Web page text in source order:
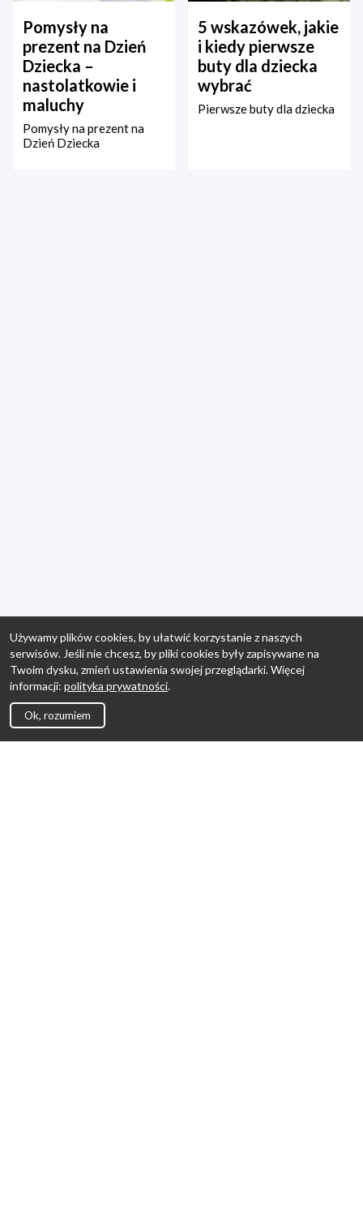
Pomysły na
prezent na Dzień
Dziecka –
nastolatkowie i
maluchy
Pomysły na prezent na
Dzień Dziecka
5 wskazówek, jakie
i kiedy pierwsze
buty dla dziecka
wybrać
Pierwsze buty dla dziecka
Używamy plików cookies, by ułatwić korzystanie z naszych
serwisów. Jeśli nie chcesz, by pliki cookies były zapisywane na
Twoim dysku, zmień ustawienia swojej przeglądarki. Więcej
informacji: polityka prywatności.
Ok, rozumiem